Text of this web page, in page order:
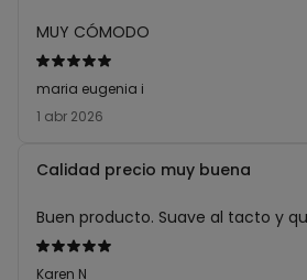
Calificación
de
51 abr 2026
maria eugenia i
MUY CÓMODO
Calificación
de
Karen N
Calidad precio muy buena
Buen producto. Suave al tacto y